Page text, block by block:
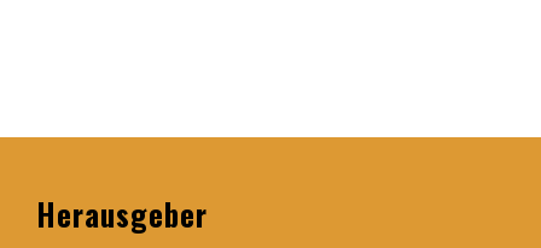
Herausgeber